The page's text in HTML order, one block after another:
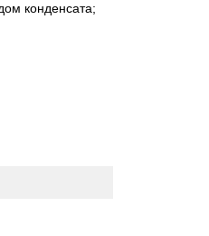
конденсата;